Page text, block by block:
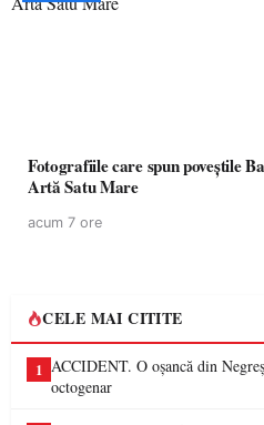
Fotografiile care spun poveștile
Artă Satu Mare
acum 7 ore
CELE MAI CITITE
1 ACCIDENT. O oșancă din
octogenar